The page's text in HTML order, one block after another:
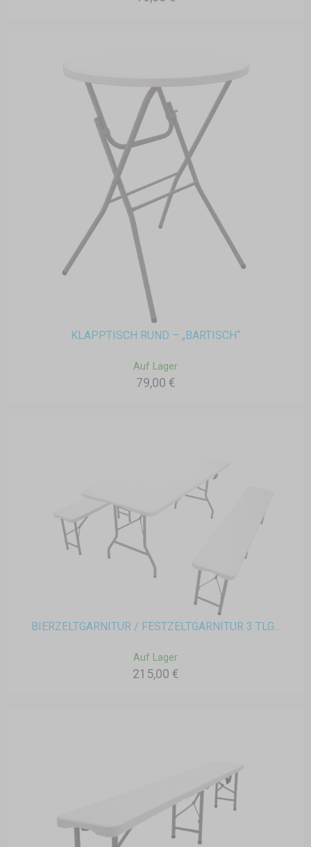
KLAPPTISCH RUND – „BARTISCH“
Auf Lager
79,00 €
BIERZELTGARNITUR / FESTZELTGARNITUR 3 TLG...
Auf Lager
215,00 €